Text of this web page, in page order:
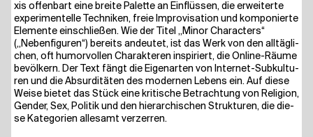
xis offen­bart eine brei­te Palet­te an Ein­flüs­sen, die erwei­ter­te
expe­ri­men­tel­le Tech­ni­ken, freie Impro­vi­sa­ti­on und kom­po­nier­te
Ele­men­te ein­schlie­ßen. Wie der Titel „Minor Cha­rac­ters“
(„Neben­fi­gu­ren“) bereits andeu­tet, ist das Werk von den all­täg­li­
chen, oft humor­vol­len Cha­rak­te­ren inspi­riert, die Online-Räu­me
bevöl­kern. Der Text fängt die Eigen­ar­ten von Inter­net-Sub­kul­tu­
ren und die Absur­di­tä­ten des moder­nen Lebens ein. Auf die­se
Wei­se bie­tet das Stück eine kri­ti­sche Betrach­tung von Reli­gi­on,
Gen­der, Sex, Poli­tik und den hier­ar­chi­schen Struk­tu­ren, die die­
se Kate­go­rien alle­samt verzerren.